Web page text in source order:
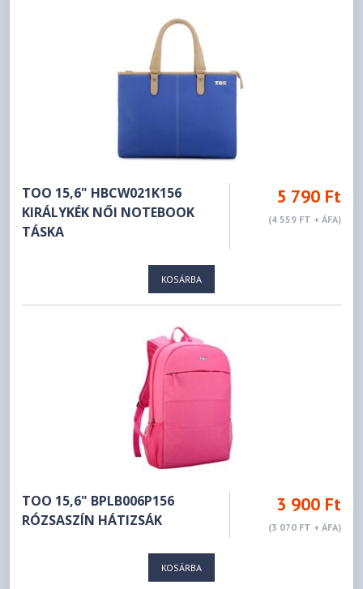
TOO 15,6" HBCW021K156
KIRÁLYKÉK NŐI NOTEBOOK
TÁSKA
5 790 Ft
(4 559 FT + ÁFA)
KOSÁRBA
TOO 15,6" BPLB006P156
RÓZSASZÍN HÁTIZSÁK
3 900 Ft
(3 070 FT + ÁFA)
KOSÁRBA